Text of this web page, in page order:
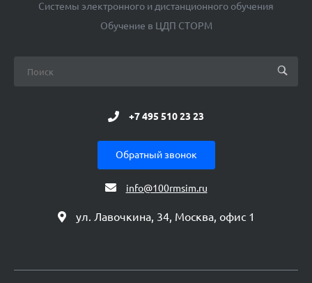
Системы электронного и дистанционного обучения
Обучение в ЦДП СТОРМ
+7 495 510 23 23
Обратный звонок
info@100rmsim.ru
ул. Лавочкина, 34, Москва, офис 1